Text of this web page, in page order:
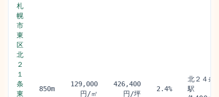
札
幌
市
東
区
北
２
１
条
東
850m
129,000
円/㎡
426,400
円/坪
2.4%
北２４条
駅